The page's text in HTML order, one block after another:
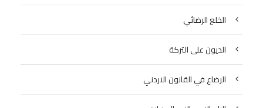
الخلع الرضائي
الديون على التركة
الرضاع في القانون الاردني